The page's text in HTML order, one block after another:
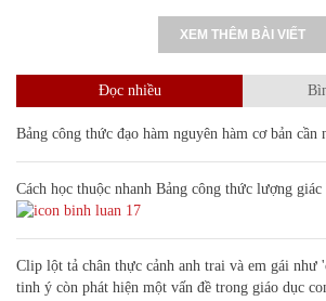
XEM THÊM BÀI VIẾT
Đọc nhiều
Bảng công thức đạo hàm nguyên hàm cơ bản cần
Cách học thuộc nhanh Bảng công thức lượng
17
Clip lột tả chân thực cảnh anh trai và em gái như
tinh ý còn phát hiện một vấn đề trong giáo dục